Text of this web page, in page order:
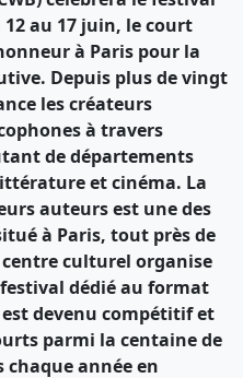
au 17 juin, le court
à Paris pour la
Depuis plus de vingt
les créateurs
à travers
de départements
et cinéma. La
auteurs est une des
à Paris, tout près de
centre culturel organise
dédié au format
devenu compétitif et
parmi la centaine de
année en